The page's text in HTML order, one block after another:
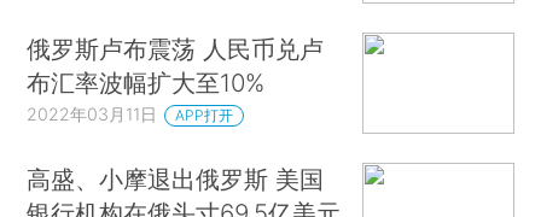
俄罗斯卢布震荡 人民币兑卢
布汇率波幅扩大至10%
2022年03月11日 APP打开
高盛、小摩退出俄罗斯 美国